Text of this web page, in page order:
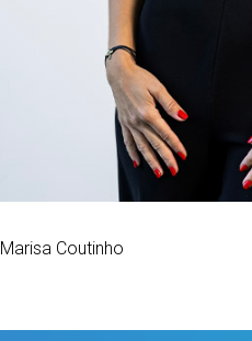
Marisa Coutinho